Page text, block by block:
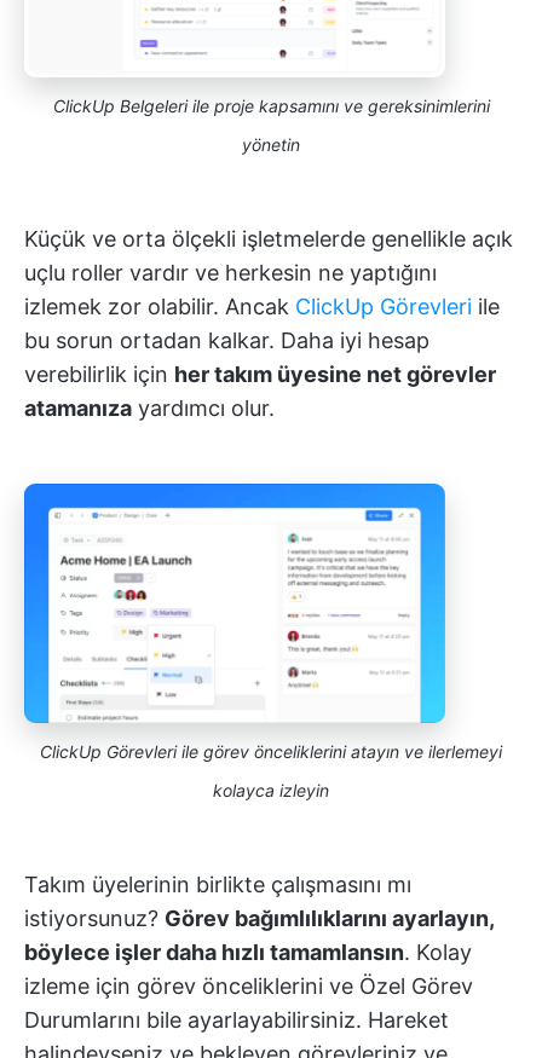
ClickUp Belgeleri ile proje kapsamını ve gereksinimlerini
yönetin
Küçük ve orta ölçekli işletmelerde genellikle açık
uçlu roller vardır ve herkesin ne yaptığını
izlemek zor olabilir. Ancak ClickUp Görevleri ile
bu sorun ortadan kalkar. Daha iyi hesap
verebilirlik için her takım üyesine net görevler
atamanıza yardımcı olur.
ClickUp Görevleri ile görev önceliklerini atayın ve ilerlemeyi
kolayca izleyin
Takım üyelerinin birlikte çalışmasını mı
istiyorsunuz? Görev bağımlılıklarını ayarlayın,
böylece işler daha hızlı tamamlansın. Kolay
izleme için görev önceliklerini ve Özel Görev
Durumlarını bile ayarlayabilirsiniz. Hareket